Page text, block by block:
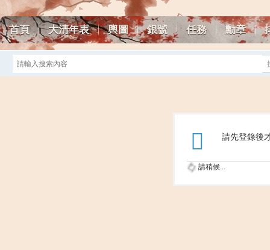
首頁 大清年表 輿圖 銀號 任務 勳章
請先登錄後
請稍候...